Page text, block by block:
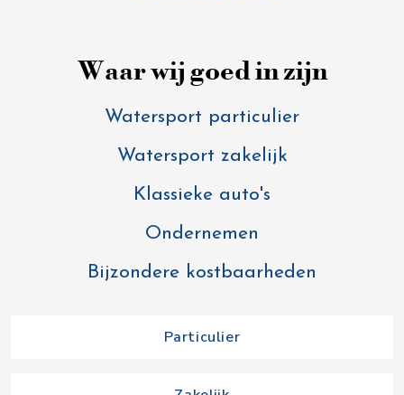
Waar wij goed in zijn
Watersport particulier
Watersport zakelijk
Klassieke auto's
Ondernemen
Bijzondere kostbaarheden
Particulier